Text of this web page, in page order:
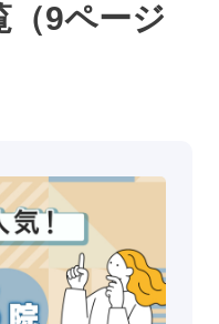
（9ページ